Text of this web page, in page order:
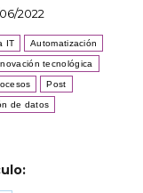
2022
IT Automatización
tecnológica
Post
de datos